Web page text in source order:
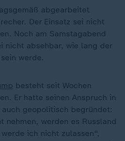
abgearbeitet
Der Einsatz sei nicht
Noch am Samstagabend
nicht absehbar, wie lang der
werde.
besteht seit Wochen
Er hatte seinen Anspruch in
geopolitisch begründet:
nehmen, werden es Russland
ich nicht zulassen",